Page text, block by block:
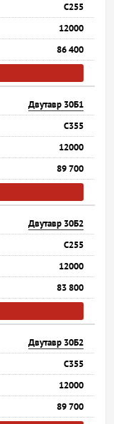
С255
12000
86 400
Двутавр 30Б1
С355
12000
89 700
Двутавр 30Б2
С255
12000
83 800
Двутавр 30Б2
С355
12000
89 700